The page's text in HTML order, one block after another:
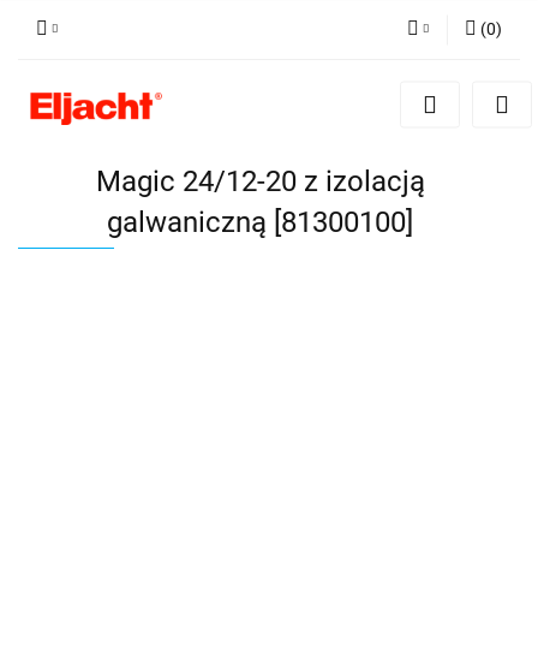
Zaloguj się
(0)
Magic 24/12-20 z izolacją
galwaniczną [81300100]